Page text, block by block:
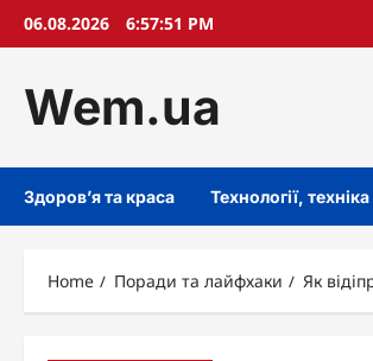
Skip06.08.2026 6:57:53 PM
Wem.ua
Здоров’я та краса Технології,
Home Поради та лайфхаки Як